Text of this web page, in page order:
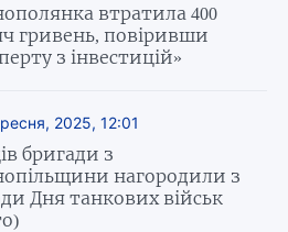
втратила 400
гривень, повіривши
з інвестицій»
2025, 12:01
бригади з
нагородили з
Дня танкових військ